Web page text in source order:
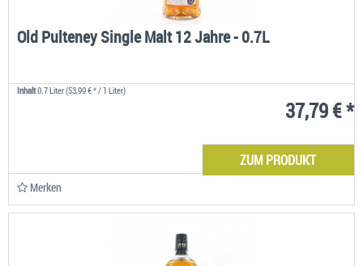
Old Pulteney Single Malt 12 Jahre - 0.7L
Inhalt0.7 Liter(53,99 € * / 1 Liter)
37,79 € *
ZUM PRODUKT
Merken